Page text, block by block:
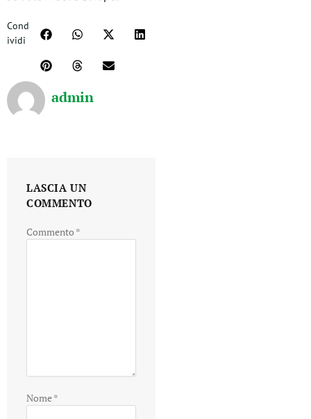
Cond
ividi
admin
LASCIA UN
COMMENTO
Commento *
Nome*